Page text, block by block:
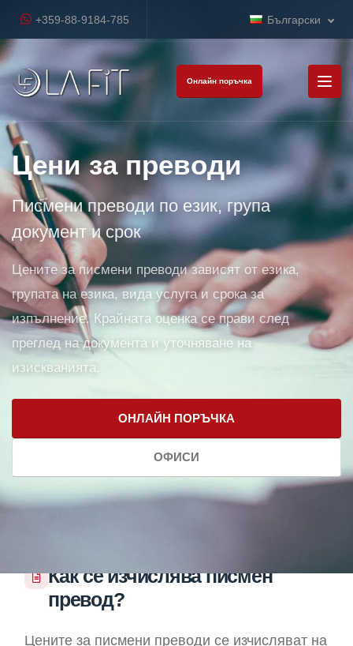
+359-88-9184-785 Български
Онлайн поръчка
Цени за преводи
Писмени преводи по език, група
документ и срок
Цените за писмени преводи зависят от езика,
групата на езика, вида услуга и срока за
изпълнение. Крайната оценка се прави след
преглед на документа и уточняване на
изискванията.
ОНЛАЙН ПОРЪЧКА
ОФИСИ
Как се изчислява писмен
превод?
Цените за писмени преводи се изчисляват на